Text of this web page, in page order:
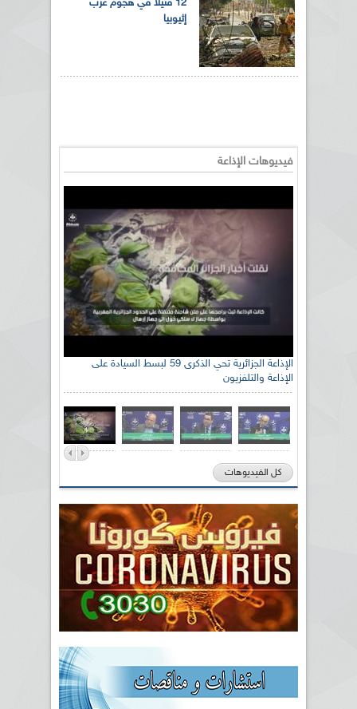
12 قتيلاً في هجوم غرب
إثيوبيا
فيديوهات الإذاعة
الإذاعة الجزائرية تحي الذكرى 59 لبسط السيادة على
الإذاعة والتلفزيون
كل الفيديوهات